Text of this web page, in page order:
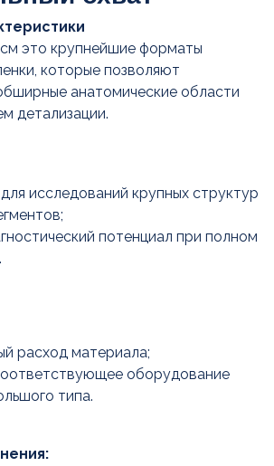
это крупнейшие форматы
которые позволяют
анатомические области
детализации.
исследований крупных структур
потенциал при полном
расход материала;
оборудование
типа.
связанным
материалов
можете обратиться